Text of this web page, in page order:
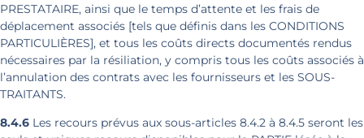
PRESTATAIRE, ainsi que le temps d’attente et les frais de
déplacement associés [tels que définis dans les CONDITIONS
PARTICULIÈRES], et tous les coûts directs documentés rendus
nécessaires par la résiliation, y compris tous les coûts associés à
l’annulation des contrats avec les fournisseurs et les SOUS-
TRAITANTS.
8.4.6 Les recours prévus aux sous-articles 8.4.2 à 8.4.5 seront les